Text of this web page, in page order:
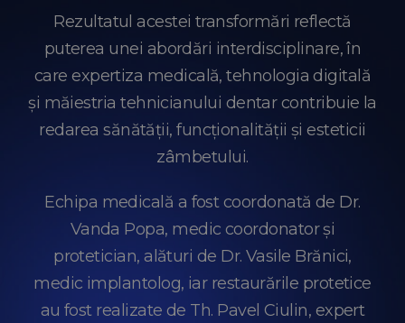
Rezultatul acestei transformări reflectă
puterea unei abordări interdisciplinare, în
care expertiza medicală, tehnologia digitală
și măiestria tehnicianului dentar contribuie la
redarea sănătății, funcționalității și esteticii
zâmbetului.
Echipa medicală a fost coordonată de Dr.
Vanda Popa, medic coordonator și
protetician, alături de Dr. Vasile Brănici,
medic implantolog, iar restaurările protetice
au fost realizate de Th. Pavel Ciulin, expert